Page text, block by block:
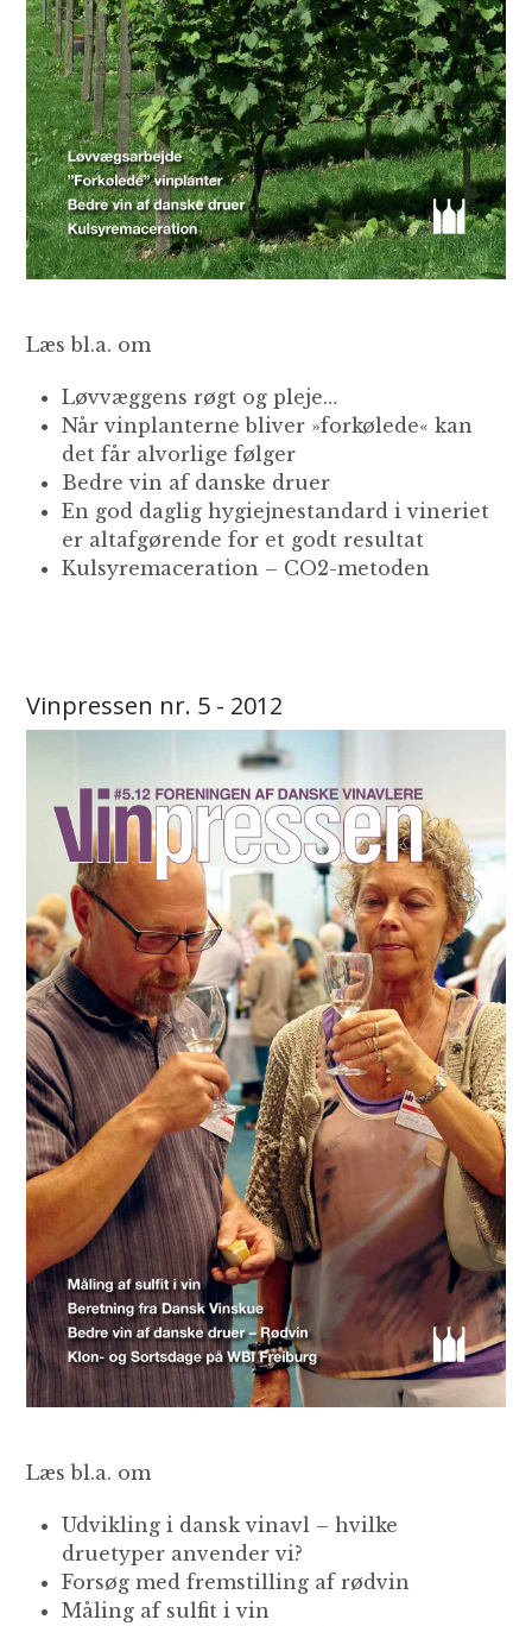
Læs bl.a. om
Løvvæggens røgt og pleje…
Når vinplanterne bliver »forkølede« kan
det får alvorlige følger
Bedre vin af danske druer
En god daglig hygiejnestandard i vineriet
er altafgørende for et godt resultat
Kulsyremaceration – CO2-metoden
Vinpressen nr. 5 - 2012
Læs bl.a. om
Udvikling i dansk vinavl – hvilke
druetyper anvender vi?
Forsøg med fremstilling af rødvin
Måling af sulfit i vin